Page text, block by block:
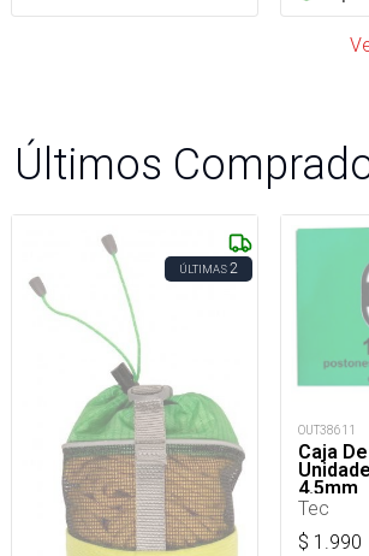
Últimos
ÚLTIMAS2
OUT38611
Caja
4.5mm
Tec
$ 1.990